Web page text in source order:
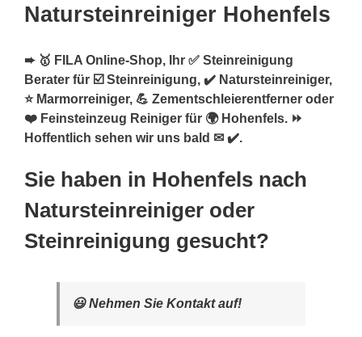
Natursteinreiniger Hohenfels
➨ 🥇 FILA Online-Shop, Ihr ✅ Steinreinigung
Berater für ☑️ Steinreinigung, ✔️ Natursteinreiniger,
⭐ Marmorreiniger, 💪 Zementschleierentferner oder
❤️ Feinsteinzeug Reiniger für 🌍 Hohenfels. ⏩
Hoffentlich sehen wir uns bald ✉ ✔️.
Sie haben in Hohenfels nach
Natursteinreiniger oder
Steinreinigung gesucht?
😃 Nehmen Sie Kontakt auf!